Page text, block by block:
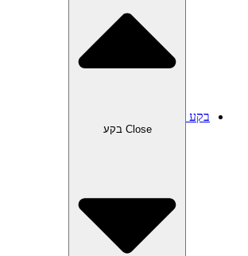
בקע
Close בקע